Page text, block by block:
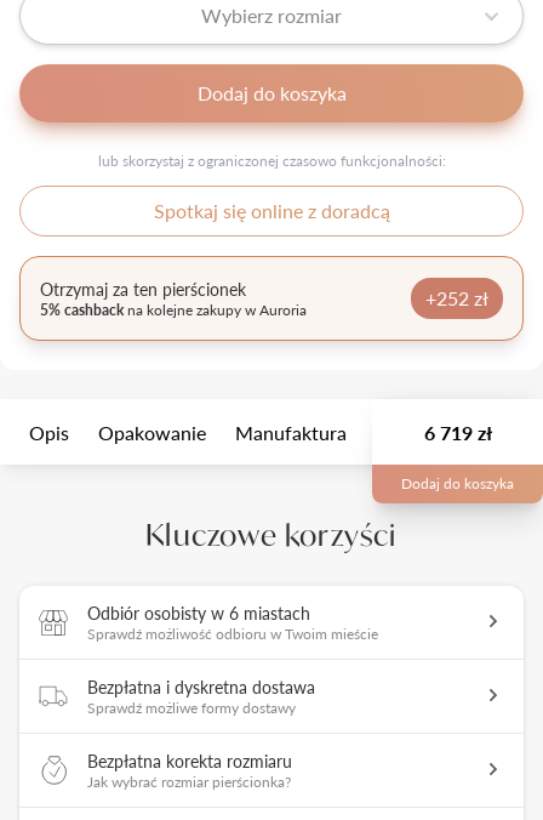
Wybierz rozmiar
Dodaj do koszyka
lub skorzystaj z ograniczonej czasowo funkcjonalności:
Spotkaj się online z doradcą
Otrzymaj za ten pierścionek
5% cashbackna kolejne zakupy w Auroria +252 zł
Opis Opakowanie Manufaktura Usługi dodatkowe
6 719 zł
Dodaj do koszyka
Kluczowe korzyści
Odbiór osobisty w 6 miastach
Sprawdź możliwość odbioru w Twoim mieście
Bezpłatna i dyskretna dostawa
Sprawdź możliwe formy dostawy
Bezpłatna korekta rozmiaru
Jak wybrać rozmiar pierścionka?